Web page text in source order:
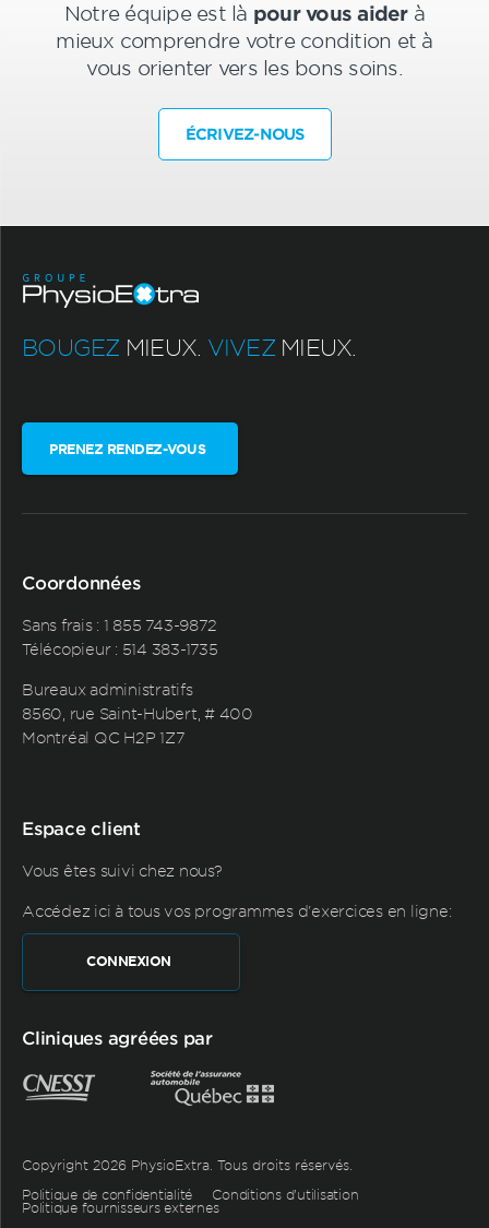
Notre équipe est là pour vous aiderà
mieux comprendre votre condition et à
vous orienter vers les bons soins.
ÉCRIVEZ-NOUS
BOUGEZ MIEUX. VIVEZ MIEUX.
PRENEZ RENDEZ-VOUS
Coordonnées
Sans frais : 1 855 743-9872
Télécopieur : 514 383-1735
Bureaux administratifs
8560, rue Saint-Hubert, # 400
Montréal QC H2P 1Z7
Espace client
Vous êtes suivi chez nous?
Accédez ici à tous vos programmes d'exercices en ligne:
CONNEXION
Cliniques agréées par
Copyright 2026 PhysioExtra. Tous droits réservés.
Politique de confidentialité
Conditions d’utilisation
Politique fournisseurs externes